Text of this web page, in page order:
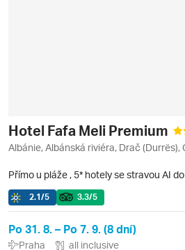
Hotel Fafa Meli Premium
Albánie, Albánská riviéra, Drač (Durrës),
Přímo u pláže , 5* hotely se stravou AI
2.1/5 3.3/5
Po 31. 8. – Po 7. 9. (8 dní)
Praha all inclusive